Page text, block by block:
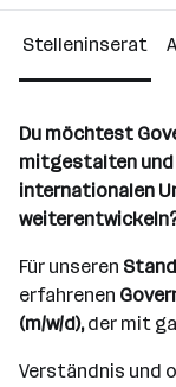
Graz
Stelleninserat
Du möchtest
mitgestalten und
internationalen
Für unseren
erfahrenen
(m/w/d),der mit
Verständnis und